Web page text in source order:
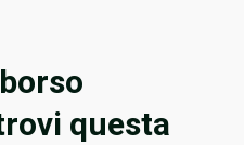
questa